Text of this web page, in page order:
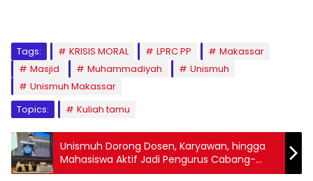
Tags: KRISIS MORAL LPRC PP
Makassar
Masjid
Muhammadiyah
Unismuh
Unismuh Makassar
Topics:
Kuliah tamu
Unismuh Dorong Dosen, Karyawan, hingga
Mahasiswa Aktif Jadi Pengurus Cabang-
Ranting Muhammadiyah dan Masjid